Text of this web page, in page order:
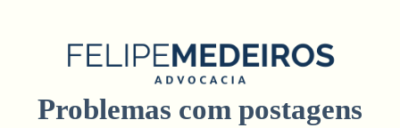
Problemas com postagens